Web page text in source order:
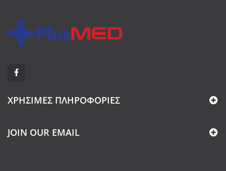
ΧΡΉΣΙΜΕΣ ΠΛΗΡΟΦΟΡΊΕΣ
JOIN OUR EMAIL